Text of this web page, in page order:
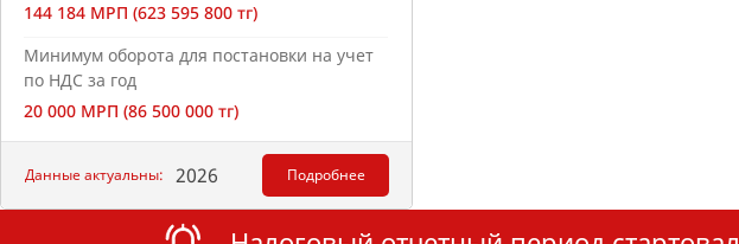
144 184 МРП (623 595 800 тг)
Минимум оборота для постановки на учет
по НДС за год
20 000 МРП (86 500 000 тг)
Данные актуальны: 2026 Подробнее